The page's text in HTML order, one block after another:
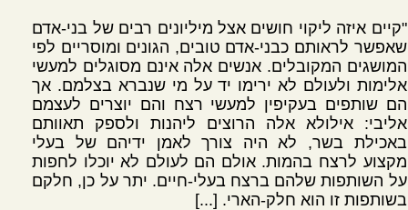
"קיים איזה ליקוי חושים אצל מיליונים רבים של בני-אדם
שאפשר לראותם כבני-אדם טובים, הגונים ומוסריים לפי
המושגים המקובלים. אנשים אלה אינם מסוגלים למעשי
אלימות ולעולם לא ירימו יד על מי שנברא בצלמם. אך
הם שותפים בעקיפין למעשי רצח והם יוצרים לעצמם
אליבי: אילולא אלה הרוצים ליהנות ולספק תאוותם
באכילת בשר, לא היה צורך לאמן ידיהם של בעלי
מקצוע לרצח בהמות. אולם הם לעולם לא יוכלו לחפות
על השותפות שלהם ברצח בעלי-חיים. יתר על כן, חלקם
בשותפות זו הוא חלק-הארי. [...]